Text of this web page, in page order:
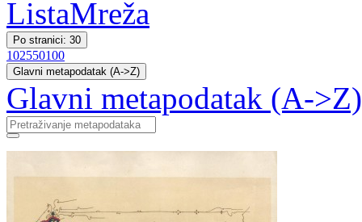
ListaMreža
Po stranici: 30
102550100
Glavni metapodatak (A->Z)
Glavni metapodatak (A->Z)